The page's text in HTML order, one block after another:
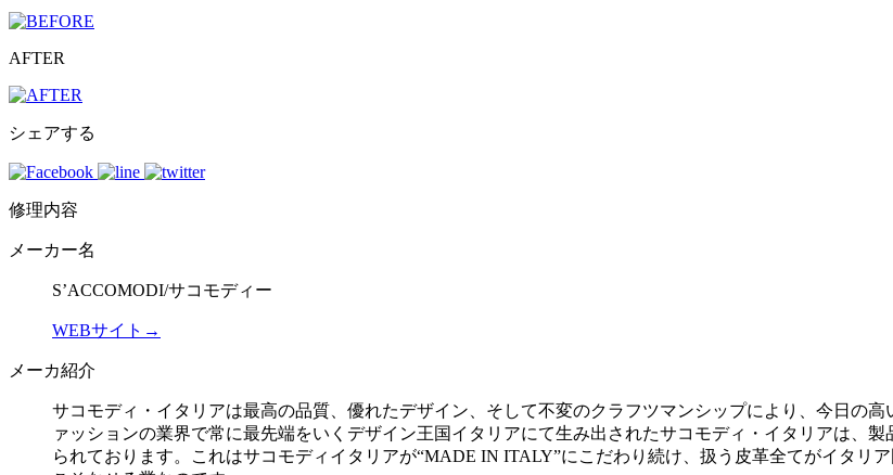
AFTER
シェアする
修理内容
メーカー名
S’ACCOMODI/サコモディー
WEBサイト→
メーカ紹介
サコモディ・イタリアは最高の品質、優れたデザイン、そして不変のクラフツマンシップにより、今日の
ァッションの業界で常に最先端をいくデザイン王国イタリアにて生み出されたサコモディ・イタリアは、
られております。これはサコモディイタリアが“MADE IN ITALY”にこだわり続け、扱う皮革全てがイタリ